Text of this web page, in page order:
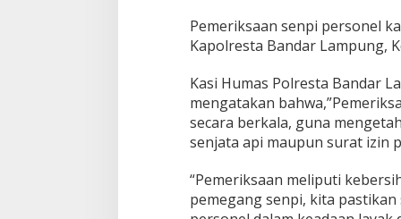
g
a
e
n
y
a
h
g
Pemeriksaan senpi personel
Kapolresta Bandar Lampung,
Kasi Humas Polresta Bandar
mengatakan
secara berkala, guna
senjata api maupun surat izin
“Pemeriksaan meliputi
pemegang senpi, kita